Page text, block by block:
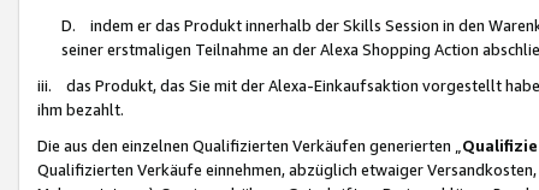
D. indem er das Produkt innerhalb der Skills Session in den
seiner erstmaligen Teilnahme an der Alexa Shopping Action
iii. das Produkt, das Sie mit der Alexa-Einkaufsaktion vorgestellt
ihm bezahlt.
Die aus den einzelnen Qualifizierten Verkäufen generierten „
Qualifizierten Verkäufe einnehmen, abzüglich etwaiger